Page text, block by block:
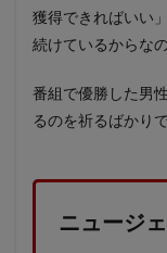
獲得できればいい
続けているからな
番組で優勝した男
るのを祈るばかりで
ニュージ